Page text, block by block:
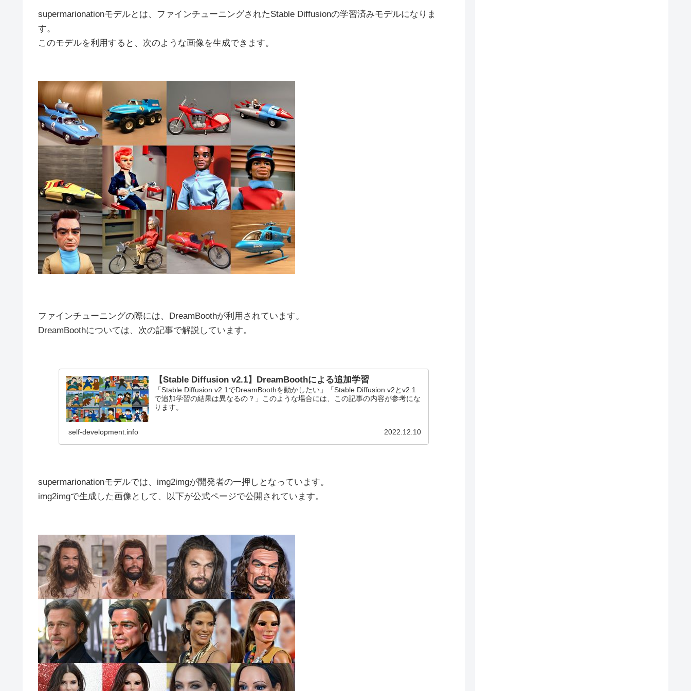
supermarionationモデルとは、ファインチューニングされたStable Diffusionの学習済みモデルになりま
す。
このモデルを利用すると、次のような画像を生成できます。
ファインチューニングの際には、DreamBoothが利用されています。
DreamBoothについては、次の記事で解説しています。
【Stable Diffusion v2.1】DreamBoothによる追加学習
「Stable Diffusion v2.1でDreamBoothを動かしたい」「Stable Diffusion v2とv2.1
で追加学習の結果は異なるの？」このような場合には、この記事の内容が参考にな
ります。
self-development.info 2022.12.10
supermarionationモデルでは、img2imgが開発者の一押しとなっています。
img2imgで生成した画像として、以下が公式ページで公開されています。